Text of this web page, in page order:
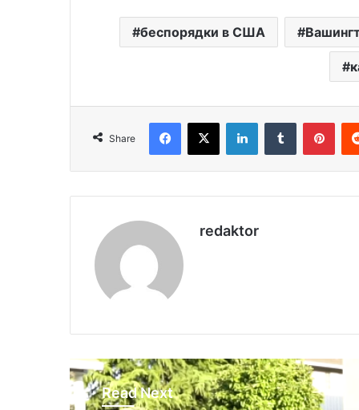
беспорядки в США
Share
redaktor
Read Next